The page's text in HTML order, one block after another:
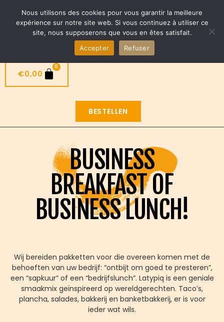
€0,00
0
BESTELLEN
BUSINESS
BREAKFAST OF
BUSINESS LUNCH!
Wij bereiden pakketten voor die overeen komen met de
behoeften van uw bedrijf: “ontbijt om goed te presteren”,
een “sapkuur” of een “bedrijfslunch”. Latypiq is een geniale
smaakmix geïnspireerd op wereldgerechten. Taco’s,
plancha, salades, bakkerij en banketbakkerij, er is voor
ieder wat wils.
Nous utilisons des cookies pour vous garantir la meilleure
expérience sur notre site web. Si vous continuez à utiliser ce
site, nous supposerons que vous en êtes satisfait.
Accepter
Refuser